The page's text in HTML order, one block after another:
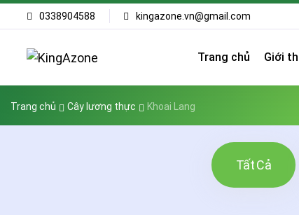
0338904588 kingazone.vn@gmail.com
Trang chủ Giới
Trang chủ Cây lương thực Khoai Lang
Tất Cả